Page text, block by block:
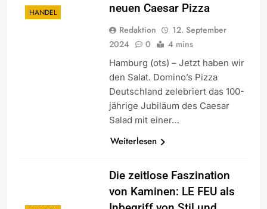
HANDEL
neuen Caesar Pizza
Redaktion
12. September
2024
0 4 mins
Hamburg (ots) – Jetzt haben wir
den Salat. Domino’s Pizza
Deutschland zelebriert das 100-
jährige Jubiläum des Caesar
Salad mit einer…
Weiterlesen
Die zeitlose Faszination
von Kaminen: LE FEU als